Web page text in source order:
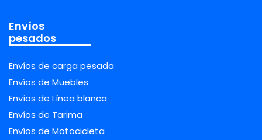
Envíos
pesados
Envíos de carga pesada
Envíos de Muebles
Envíos de Línea blanca
Envíos de Tarima
Envíos de Motocicleta